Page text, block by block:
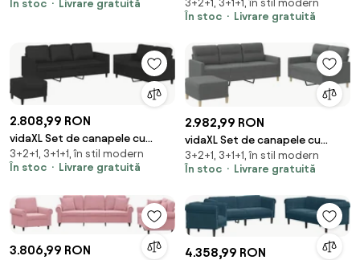
În stoc
Livrare gratuită
perne, 3 piese, negru, catifea
3+2+1, 3+1+1, în stil modern
În stoc
Livrare gratuită
2.808,99 RON
vidaXL Set de canapele cu
perne, 3 piese, negru, piele
ecologică
3+2+1, 3+1+1, în stil modern
În stoc
Livrare gratuită
2.982,99 RON
vidaXL Set de canapele cu
perne, 3 piese, gri închis, textil
3+2+1, 3+1+1, în stil modern
În stoc
Livrare gratuită
3.806,99 RON 4.358,99 RON